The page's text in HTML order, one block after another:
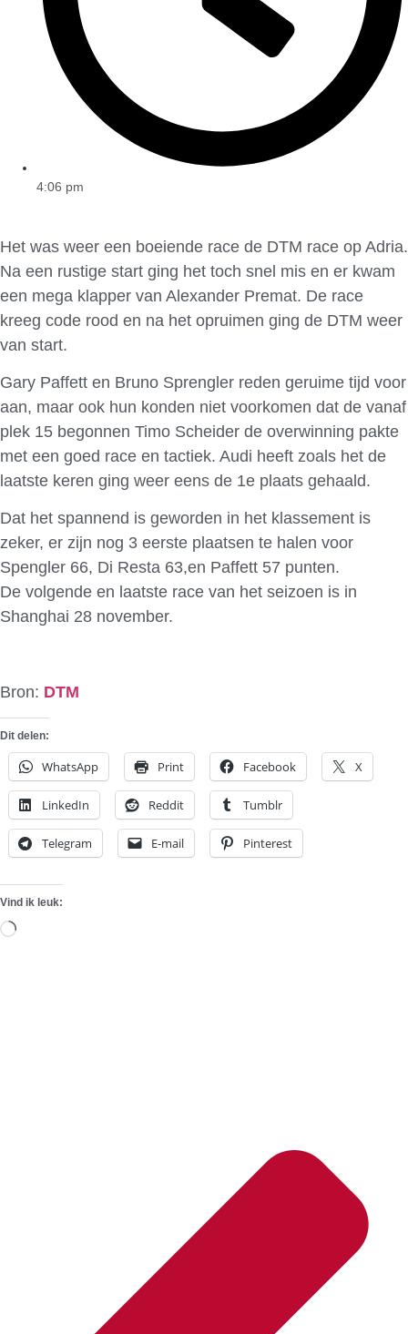
4:06 pm
Het was weer een boeiende race de DTM race op Adria.
Na een rustige start ging het toch snel mis en er kwam
een mega klapper van Alexander Premat. De race
kreeg code rood en na het opruimen ging de DTM weer
van start.
Gary Paffett en Bruno Sprengler reden geruime tijd voor
aan, maar ook hun konden niet voorkomen dat de vanaf
plek 15 begonnen Timo Scheider de overwinning pakte
met een goed race en tactiek. Audi heeft zoals het de
laatste keren ging weer eens de 1e plaats gehaald.
Dat het spannend is geworden in het klassement is
zeker, er zijn nog 3 eerste plaatsen te halen voor
Spengler 66, Di Resta 63,en Paffett 57 punten.
De volgende en laatste race van het seizoen is in
Shanghai 28 november.
Bron: DTM
Dit delen:
WhatsApp Print Facebook X
LinkedIn Reddit Tumblr
Telegram E-mail Pinterest
Vind ik leuk:
Aan